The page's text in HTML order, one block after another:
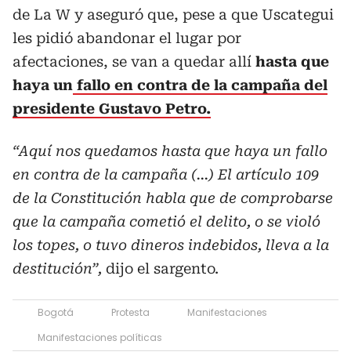
de La W y aseguró que, pese a que Uscategui
les pidió abandonar el lugar por
afectaciones, se van a quedar allí hasta que
haya un fallo en contra de la campaña del
presidente Gustavo Petro.
“Aquí nos quedamos hasta que haya un fallo
en contra de la campaña (...) El artículo 109
de la Constitución habla que de comprobarse
que la campaña cometió el delito, o se violó
los topes, o tuvo dineros indebidos, lleva a la
destitución”, dijo el sargento.
Bogotá Protesta
Manifestaciones
Manifestaciones políticas